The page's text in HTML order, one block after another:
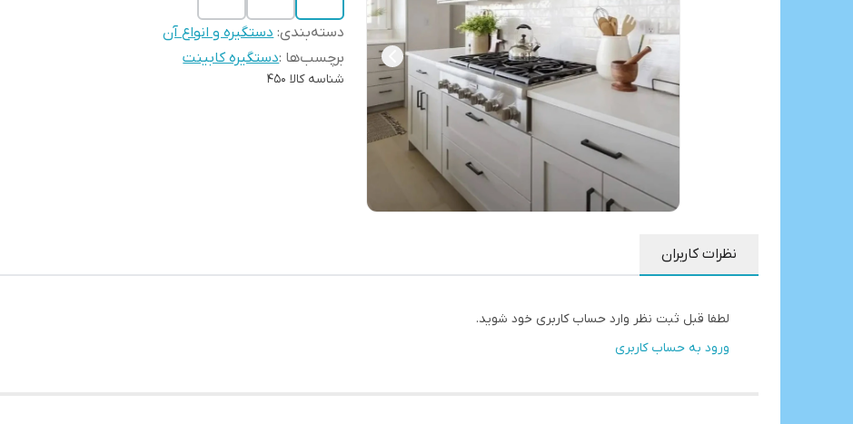
دسته‌بندی:دستگیره و انواع آن
برچسب‌ها :دستگیره کابینت
شناسه کالا 450
نظرات کاربران
لطفا قبل ثبت نظر وارد حساب کاربری خود شوید.
ورود به حساب کاربری